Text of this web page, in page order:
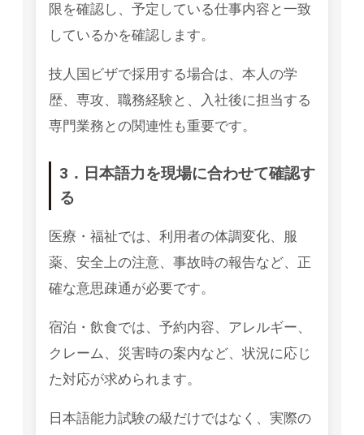
限を確認し、予定している仕事内容と一致
しているかを確認します。
技人国ビザで採用する場合は、本人の学
歴、専攻、職務経験と、入社後に担当する
専門業務との関連性も重要です。
3．日本語力を現場に合わせて確認す
る
医療・福祉では、利用者の体調変化、服
薬、安全上の注意、事故時の報告など、正
確な意思疎通が必要です。
宿泊・飲食では、予約内容、アレルギー、
クレーム、災害時の案内など、状況に応じ
た対応が求められます。
日本語能力試験の級だけではなく、実際の